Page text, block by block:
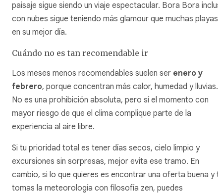
paisaje sigue siendo un viaje espectacular. Bora Bora
con nubes sigue teniendo más glamour que muchas playas
en su mejor día.
Cuándo no es tan recomendable ir
Los meses menos recomendables suelen ser enero y
febrero, porque concentran más calor, humedad y lluvias.
No es una prohibición absoluta, pero sí el momento con
mayor riesgo de que el clima complique parte de la
experiencia al aire libre.
Si tu prioridad total es tener días secos, cielo limpio y
excursiones sin sorpresas, mejor evita ese tramo. En
cambio, si lo que quieres es encontrar una oferta buena y
tomas la meteorología con filosofía zen, puedes